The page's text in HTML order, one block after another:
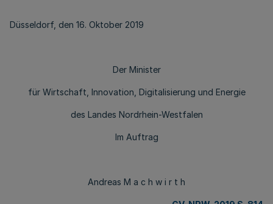
Düsseldorf, den 16. Oktober 2019
Der Minister
für Wirtschaft, Innovation, Digitalisierung und Energie
des Landes Nordrhein-Westfalen
Im Auftrag
Andreas M a c h w i r t h